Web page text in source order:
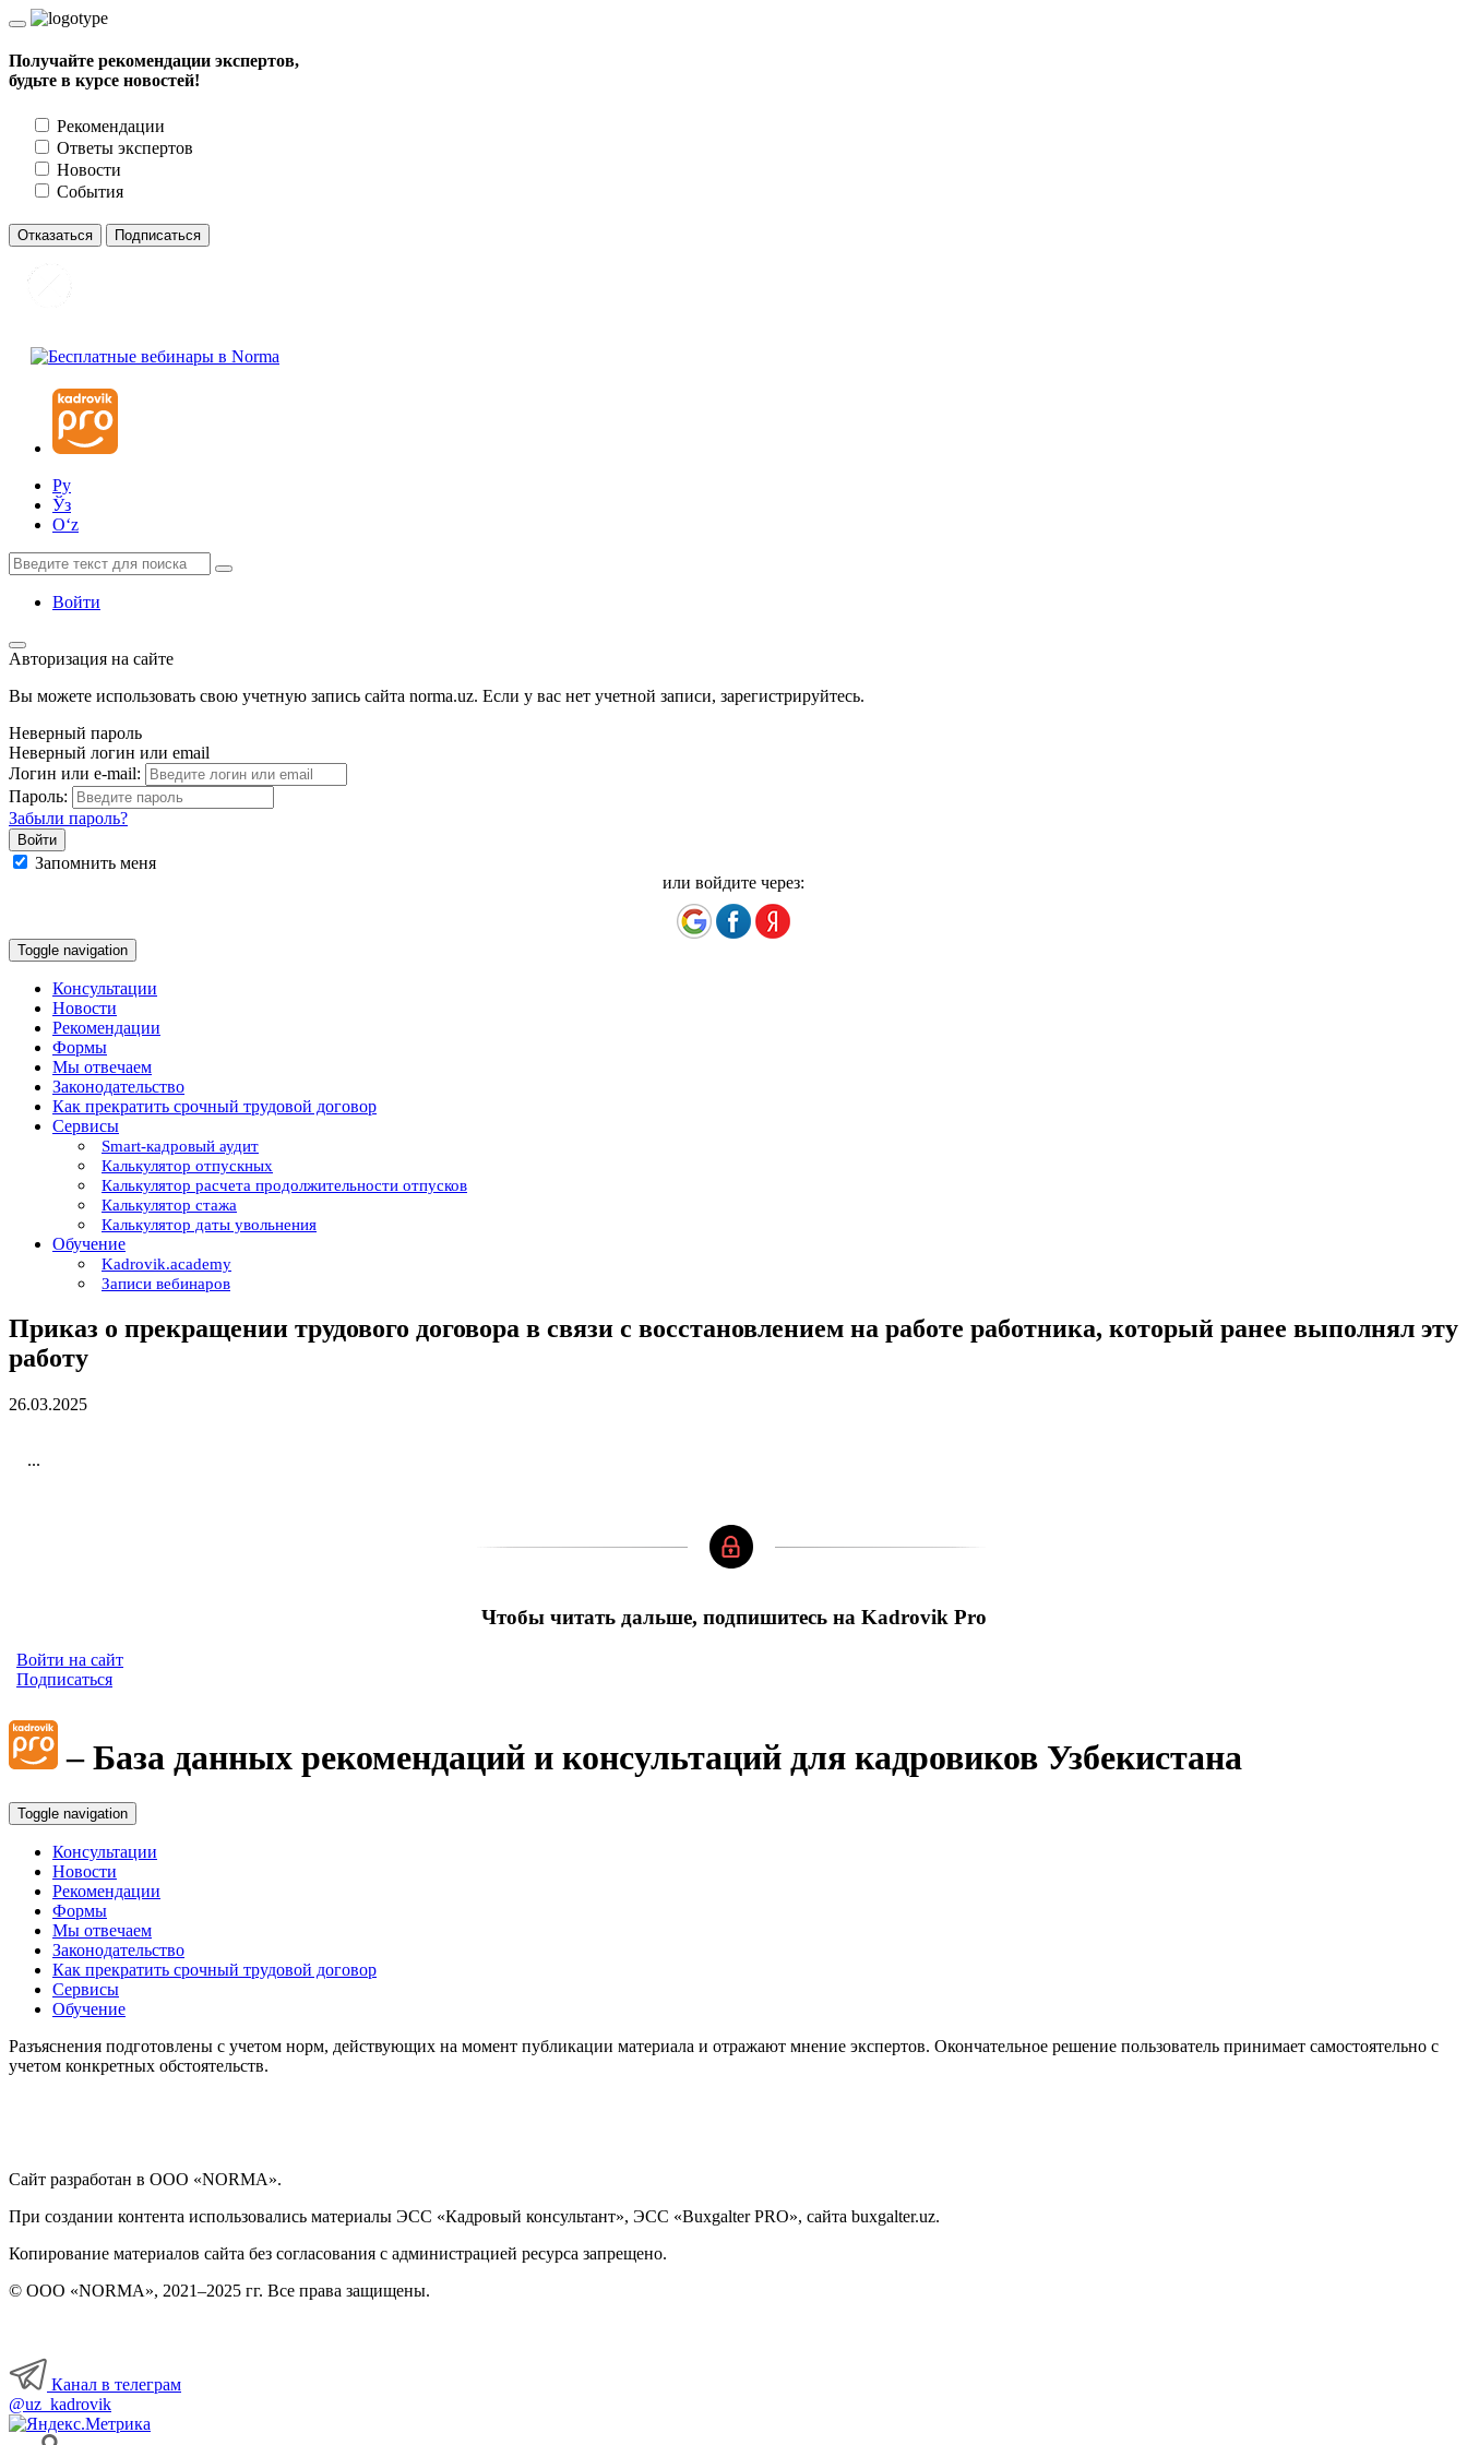
Получайте рекомендации экспертов,
будьте в курсе новостей!
Рекомендации
Ответы экспертов
Новости
События
Отказаться Подписаться
Ру
Ўз
Oʻz
Войти
Авторизация на сайте
Вы можете использовать свою учетную запись сайта norma.uz. Если у вас нет учетной записи, зарегистрируйтесь.
Неверный пароль
Неверный логин или email
Логин или e-mail:
Пароль:
Забыли пароль?
Запомнить меня
или войдите через:
Toggle navigation
Консультации
Новости
Рекомендации
Формы
Мы отвечаем
Законодательство
Как прекратить срочный трудовой договор
Сервисы
Smart-кадровый аудит
Калькулятор отпускных
Калькулятор расчета продолжительности отпусков
Калькулятор стажа
Калькулятор даты увольнения
Обучение
Kadrovik.academy
Записи вебинаров
Приказ о прекращении трудового договора в связи с восстановлением на работе работника, который ранее выполнял эту
работу
26.03.2025
...
Чтобы читать дальше, подпишитесь на Kadrovik Pro
Войти на сайт
Подписаться
– База данных рекомендаций и консультаций для кадровиков Узбекистана
Toggle navigation
Консультации
Новости
Рекомендации
Формы
Мы отвечаем
Законодательство
Как прекратить срочный трудовой договор
Сервисы
Обучение
Разъяснения подготовлены с учетом норм, действующих на момент публикации материала и отражают мнение экспертов. Окончательное решение пользователь принимает самостоятельно с
учетом конкретных обстоятельств.
Сайт разработан в ООО «NORMA».
При создании контента использовались материалы ЭСС «Кадровый консультант», ЭСС «Buxgalter PRO», сайта buxgalter.uz.
Копирование материалов сайта без согласования с администрацией ресурса запрещено.
© ООО «NORMA», 2021–2025 гг. Все права защищены.
Канал в телеграм
@uz_kadrovik